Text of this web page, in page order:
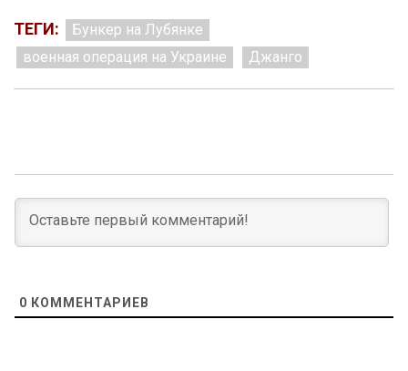
ТЕГИ:
Бункер на Лубянке
военная операция на Украине
Джанго
0 КОММЕНТАРИЕВ